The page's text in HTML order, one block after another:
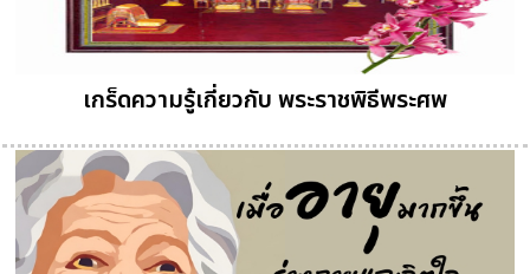
เกร็ดความรู้เกี่ยวกับ พระราชพิธีพระศพ